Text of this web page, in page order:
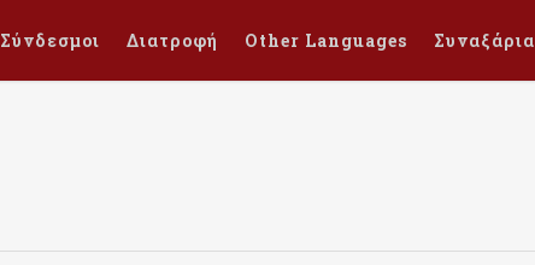
Σύνδεσμοι Διατροφή Other Languages Συναξάρια